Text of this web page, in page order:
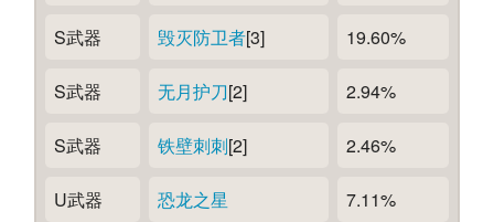
S武器
毁灭防卫者[3] 19.60%
S武器 无月护刀[2] 2.94%
S武器 铁壁刺刺[2] 2.46%
U武器 恐龙之星 7.11%